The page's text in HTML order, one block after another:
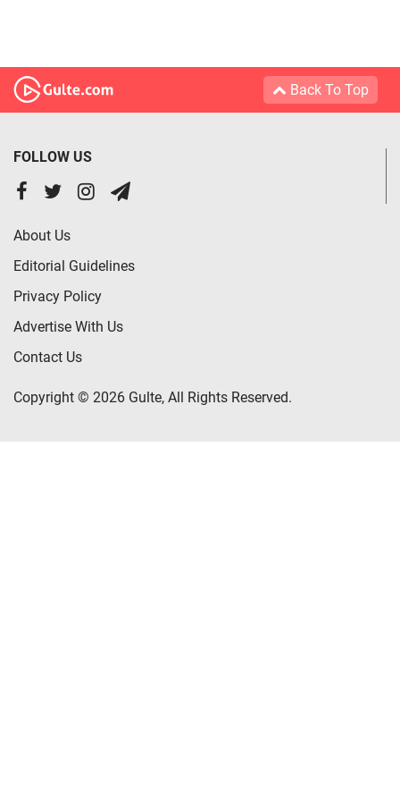
Back To Top
FOLLOW US
About Us
Editorial Guidelines
Privacy Policy
Advertise With Us
Contact Us
Copyright © 2026 Gulte, All Rights Reserved.